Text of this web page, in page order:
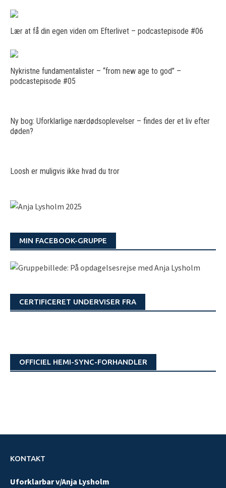
Lær at få din egen viden om Efterlivet – podcastepisode #06
Nykristne fundamentalister – “from new age to god” –
podcastepisode #05
Ny bog: Uforklarlige nærdødsoplevelser – findes der et liv efter
døden?
Loosh er muligvis ikke hvad du tror
MIN FACEBOOK-GRUPPE
CERTIFICERET UNDERVISER FRA
OFFICIEL HEMI-SYNC-FORHANDLER
KONTAKT
Uforklarbar v/Anja Lysholm